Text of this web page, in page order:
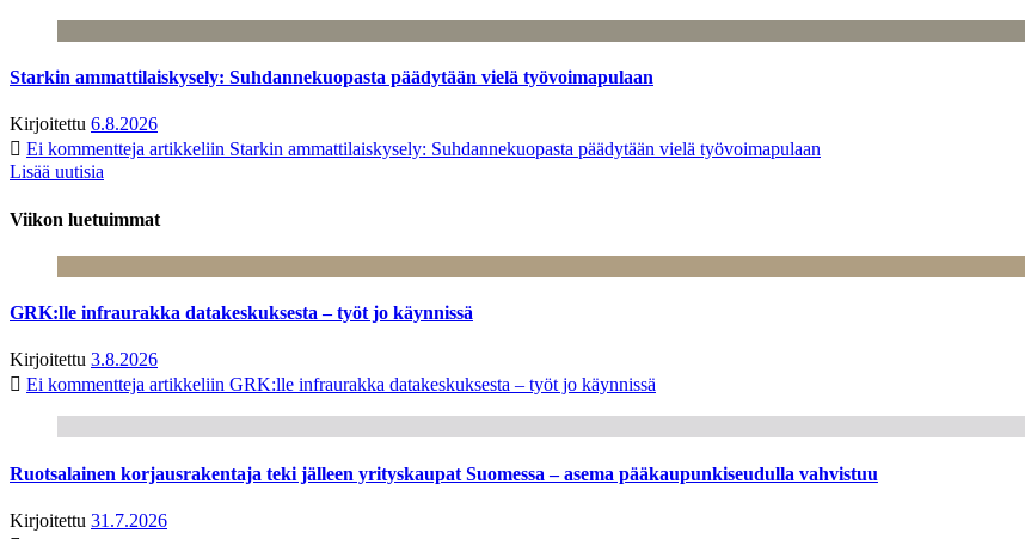
Starkin ammattilaiskysely: Suhdannekuopasta päädytään vielä työvoimapulaan
Kirjoitettu 6.8.2026
Ei kommentteja artikkeliin Starkin ammattilaiskysely: Suhdannekuopasta päädytään vielä työvoimapulaan
Lisää uutisia
Viikon luetuimmat
GRK:lle infraurakka datakeskuksesta – työt jo käynnissä
Kirjoitettu 3.8.2026
Ei kommentteja artikkeliin GRK:lle infraurakka datakeskuksesta – työt jo käynnissä
Ruotsalainen korjausrakentaja teki jälleen yrityskaupat Suomessa – asema pääkaupunkiseudulla vahvistuu
Kirjoitettu 31.7.2026